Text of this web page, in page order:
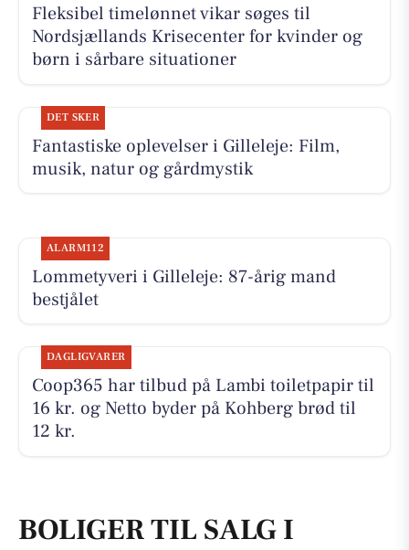
Fleksibel timelønnet vikar søges til
Nordsjællands Krisecenter for kvinder og
børn i sårbare situationer
DET SKER
Fantastiske oplevelser i Gilleleje: Film,
musik, natur og gårdmystik
ALARM112
Lommetyveri i Gilleleje: 87-årig mand
bestjålet
DAGLIGVARER
Coop365 har tilbud på Lambi toiletpapir til
16 kr. og Netto byder på Kohberg brød til
12 kr.
BOLIGER TIL SALG I